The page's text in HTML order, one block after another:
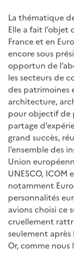
La thématique
Elle a fait l’objet
France et en
encore sous
opportun de
les secteurs de
des patrimoines
architecture,
pour objectif de
partage
grand succès,
l’ensemble des
Union
UNESCO, ICOM
notamment
personnalités
avions choisi ce
cruellement
seulement après
Or, comme